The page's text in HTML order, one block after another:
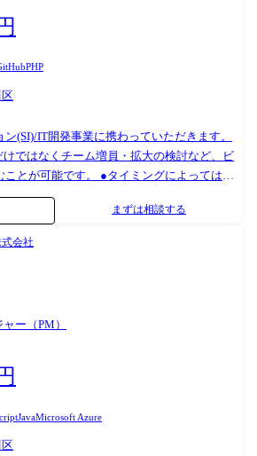
PHP
(SI)/IT開発事業に携わっていただきます。
けではなくチーム増員・拡大の検討など、ビ
とが可能です。 ●タイミングによってはス
す(Node.js、React、Vue.js、Python、Go、
ユーザーが利用するWebシステムでの開発業
す。 タイミングや状況によりますが、当社
ェクトアサインを行っています。 案件事
クアプリ開発 ・テクノロジー:React
設計、詳細設計、実装、 単体結合試験 、受
アプリ開発 ・テクノロジー:Vue.js、
とStrutsからSpringバッジ、Spring webに
まずは相談する
会社
ー（PM）
JavaMicrosoft Azure